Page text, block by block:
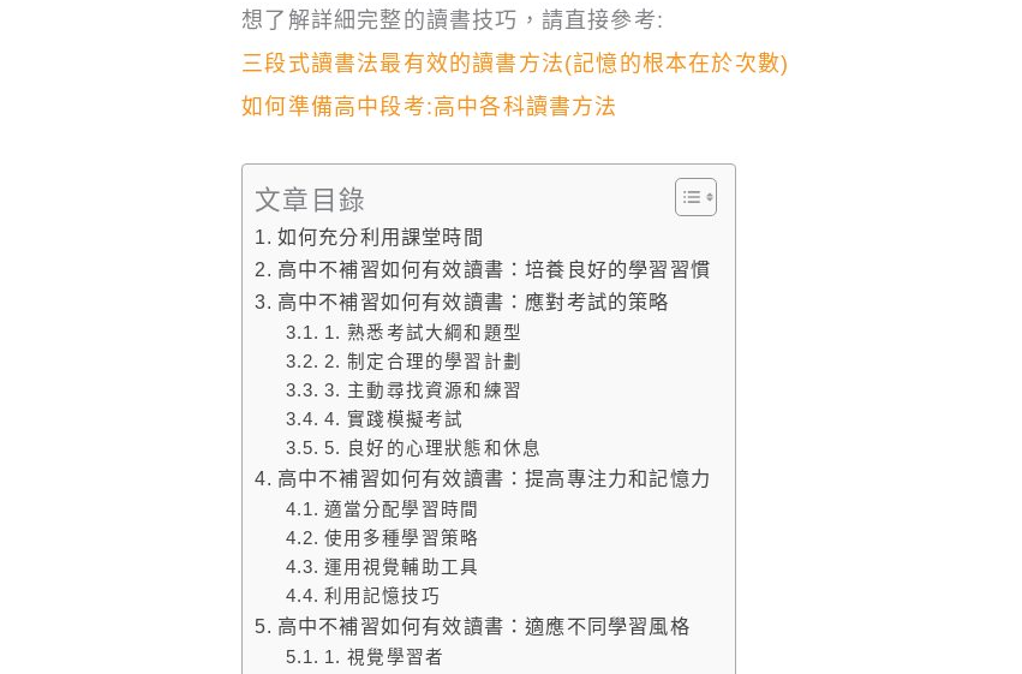
想了解詳細完整的讀書技巧，請直接參考:
三段式讀書法最有效的讀書方法(記憶的根本在於次數)
如何準備高中段考:高中各科讀書方法
文章目錄
如何充分利用課堂時間
高中不補習如何有效讀書：培養良好的學習習慣
高中不補習如何有效讀書：應對考試的策略
1. 熟悉考試大綱和題型
2. 制定合理的學習計劃
3. 主動尋找資源和練習
4. 實踐模擬考試
5. 良好的心理狀態和休息
高中不補習如何有效讀書：提高專注力和記憶力
適當分配學習時間
使用多種學習策略
運用視覺輔助工具
利用記憶技巧
高中不補習如何有效讀書：適應不同學習風格
1. 視覺學習者